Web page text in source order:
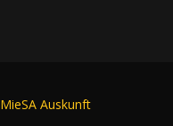
MieSA Auskunft